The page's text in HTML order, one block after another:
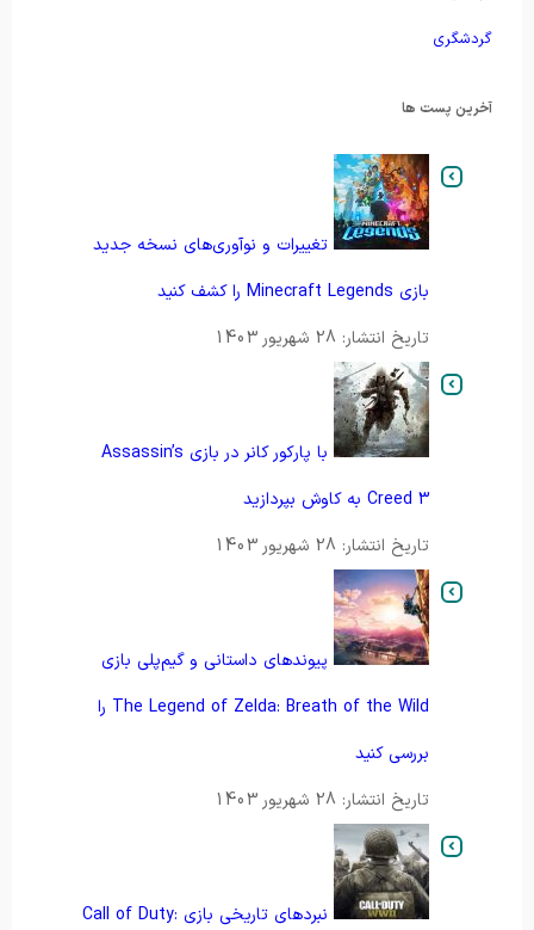
گردشگری
آخرین پست ها
تغییرات و نوآوری‌های نسخه جدید
بازی Minecraft Legends را کشف کنید
تاریخ انتشار: 28 شهریور 1403
با پارکور کانر در بازی Assassin’s
Creed 3 به کاوش بپردازید
تاریخ انتشار: 28 شهریور 1403
پیوندهای داستانی و گیم‌پلی بازی
The Legend of Zelda: Breath of the Wild را
بررسی کنید
تاریخ انتشار: 28 شهریور 1403
نبردهای تاریخی بازی Call of Duty: